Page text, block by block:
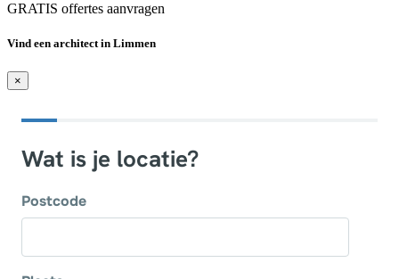
GRATIS offertes aanvragen
Vind een architect in Limmen
×